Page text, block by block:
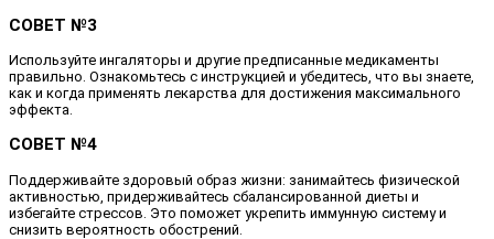
СОВЕТ №3
Используйте ингаляторы и другие предписанные медикаменты
правильно. Ознакомьтесь с инструкцией и убедитесь, что вы знаете,
как и когда применять лекарства для достижения максимального
эффекта.
СОВЕТ №4
Поддерживайте здоровый образ жизни: занимайтесь физической
активностью, придерживайтесь сбалансированной диеты и
избегайте стрессов. Это поможет укрепить иммунную систему и
снизить вероятность обострений.